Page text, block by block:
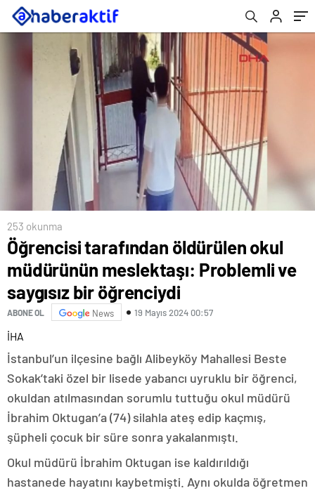
saygısız bir öğrenciydi
253 okunma
Öğrencisi tarafından öldürülen okul
müdürünün meslektaşı: Problemli ve
saygısız bir öğrenciydi
ABONE OL News 19 Mayıs 2024 00:57
İHA
İstanbul’un ilçesine bağlı Alibeyköy Mahallesi Beste
Sokak’taki özel bir lisede yabancı uyruklu bir öğrenci,
okuldan atılmasından sorumlu tuttuğu okul müdürü
İbrahim Oktugan’a (74) silahla ateş edip kaçmış,
şüpheli çocuk bir süre sonra yakalanmıştı.
Okul müdürü İbrahim Oktugan ise kaldırıldığı
hastanede hayatını kaybetmişti. Aynı okulda öğretmen